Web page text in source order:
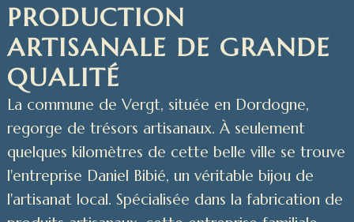
PRODUCTION
ARTISANALE DE GRANDE
QUALITÉ
La commune de Vergt, située en Dordogne,
regorge de trésors artisanaux. À seulement
quelques kilomètres de cette belle ville se trouve
l'entreprise Daniel Bibié, un véritable bijou de
l'artisanat local. Spécialisée dans la fabrication de